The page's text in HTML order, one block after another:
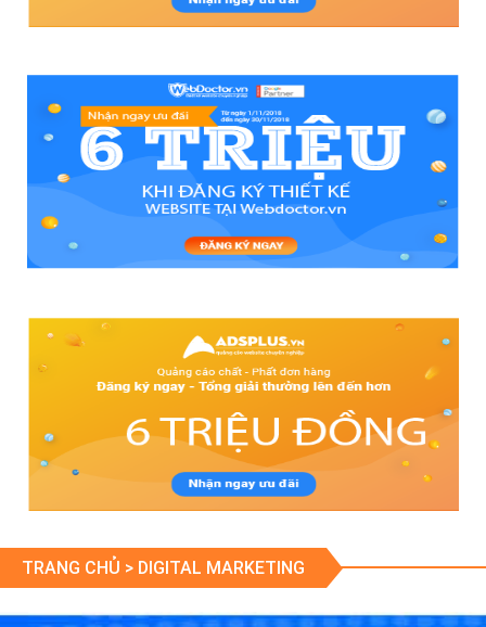
TRANG CHỦ > DIGITAL MARKETING